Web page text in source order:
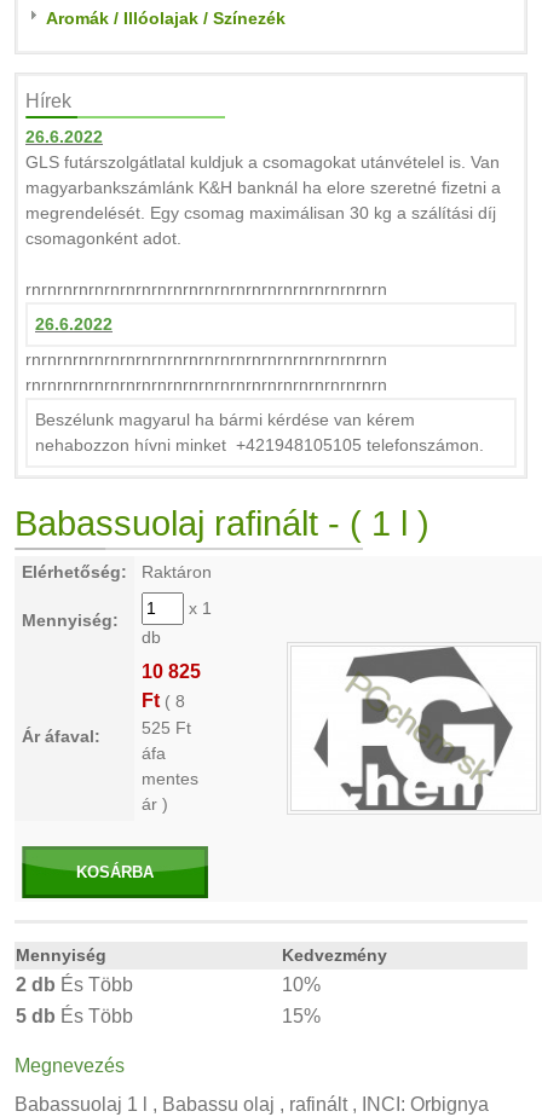
Aromák / Illóolajak / Színezék
Hírek
26.6.2022
GLS futárszolgátlatal kuldjuk a csomagokat utánvételel is. Van
magyarbankszámlánk K&H banknál ha elore szeretné fizetni a
megrendelését. Egy csomag maximálisan 30 kg a szálítási díj
csomagonként adot.
rnrnrnrnrnrnrnrnrnrnrnrnrnrnrnrnrnrnrnrnrnrnrn
26.6.2022
rnrnrnrnrnrnrnrnrnrnrnrnrnrnrnrnrnrnrnrnrnrnrn
rnrnrnrnrnrnrnrnrnrnrnrnrnrnrnrnrnrnrnrnrnrnrn
Beszélunk magyarul ha bármi kérdése van kérem
nehabozzon hívni minket +421948105105 telefonszámon.
Babassuolaj rafinált - ( 1 l )
Elérhetőség: Raktáron
Mennyiség:
x 1
db
Ár áfaval:
10 825
Ft ( 8
525 Ft
áfa
mentes
ár )
KOSÁRBA
Mennyiség Kedvezmény
2 db És Több
10%
5 db És Több 15%
Megnevezés
Babassuolaj 1 l , Babassu olaj , rafinált , INCI: Orbignya